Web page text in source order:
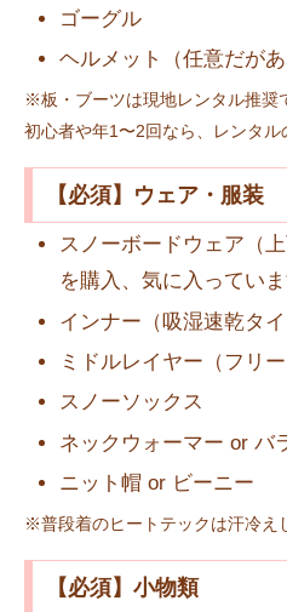
ゴーグル
ヘルメット（任意だがあ
※板・ブーツは現地レンタル推奨
初心者や年1〜2回なら、レンタル
【必須】ウェア・服装
スノーボードウェア（
を購入、気に入っていま
インナー（吸湿速乾タイ
ミドルレイヤー（フリー
スノーソックス
ネックウォーマー or バ
ニット帽 or ビーニー
※普段着のヒートテックは汗冷え
【必須】小物類